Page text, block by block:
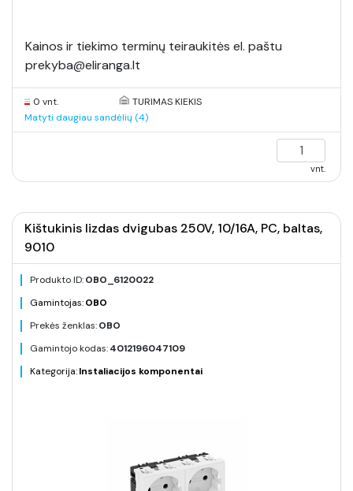
Kainos ir tiekimo terminų teiraukitės el. paštu
prekyba@eliranga.lt
0 vnt.
TURIMAS KIEKIS
Matyti daugiau sandėlių (4)
vnt.
Kištukinis lizdas dvigubas 250V, 10/16A, PC, baltas,
9010
Produkto ID:OBO_6120022
Gamintojas:OBO
Prekės ženklas:OBO
Gamintojo kodas:4012196047109
Kategorija:Instaliacijos komponentai